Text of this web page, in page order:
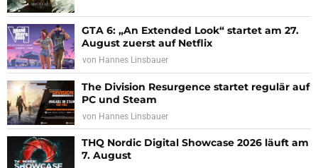
GTA 6: „An Extended Look“ startet am 27.
August zuerst auf Netflix
von Hannes Linsbauer
The Division Resurgence startet regulär auf
PC und Steam
von Hannes Linsbauer
THQ Nordic Digital Showcase 2026 läuft am
7. August